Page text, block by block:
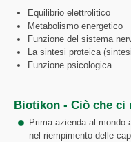
Equilibrio elettrolitico
Metabolismo energetico
Funzione del sistema
La sintesi proteica
Funzione psicologica
Biotikon - Ciò che ci
Prima azienda al mondo
nel riempimento delle